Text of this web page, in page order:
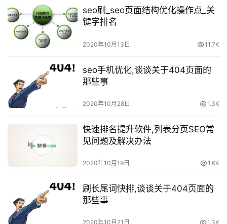
seo刷_seo页面结构优化操作点_关
键字排名
2020年10月13日 11.7K
seo手机优化,谈谈关于404页面的
那些事
2020年10月28日 1.3K
快速排名提升软件,列表分页SEO常
见问题及解决办法
2020年10月19日 1.6K
刷长尾词快排,谈谈关于404页面的
那些事
2020年10月21日 1.3K